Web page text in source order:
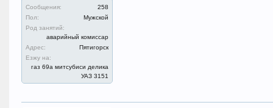
Сообщения:
258
Пол:
Мужской
Род занятий:
аварийный комиссар
Адрес:
Пятигорск
Езжу на:
газ 69а митсубиси делика
УАЗ 3151